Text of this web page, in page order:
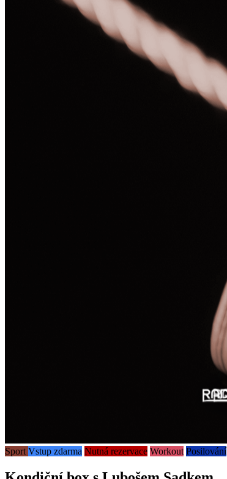
Sport Vstup zdarma Nutná rezervace Workout Posilování